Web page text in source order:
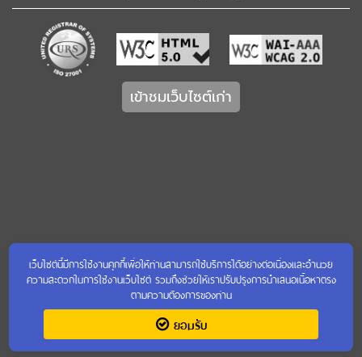
เข้าชมเว็บไซต์เก่า
เว็บไซต์นี้มีการใช้งานคุกกี้เพื่อให้ท่านสามารถใช้บริการได้อย่างต่อเนื่องและอำนวย
ความสะดวกในการใช้งานเว็บไซต์ รวมถึงช่วยให้เราปรับปรุงการนำเสนอเนื้อหาตรง
ตามความต้องการของท่าน
ยอมรับ